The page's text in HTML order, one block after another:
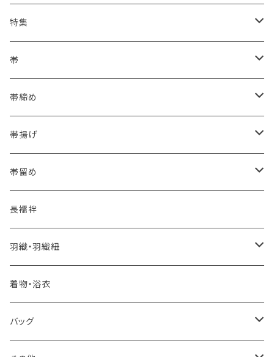
特集
浴衣にも！夏の帯揚げ
海のいろ ～sea-green～
格ある夏の名古屋帯（都の絽綴れ）
おとなの浴衣(有松 鳴海絞り)
自宅で洗える！本麻長襦袢
憧れの高級カジュアル帯
河合美術織物 訪問着に合わせる袋帯
訪問着に合わせるフォーマル帯
帯
- 博多帯
夏・単衣用(夏帯)
- 西陣織
夏・単衣用(夏帯)
- 紬帯・自然布
- 琉球帯
- 染め帯
- 袋帯・洒落袋帯
- 名古屋帯
帯締め
- おびやオリジナル
- 細平唐組 (7mmスリム帯締め)
- 田中節子
帯揚げ
- おびやオリジナル
- 京都 三浦清商店
- 大津工房 荒尾ちどり
帯留め
-おびやオリジナル
長襦袢
羽織・羽織紐
-おびやオリジナル
着物・浴衣
バッグ